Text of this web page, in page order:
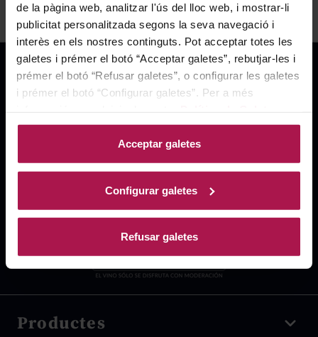
de la pàgina web, analitzar l'ús del lloc web, i mostrar-li
publicitat personalitzada segons la seva navegació i
interès en els nostres continguts. Pot acceptar totes les
galetes i prémer el botó “Acceptar galetes”, rebutjar-les i
prémer el botó “Refusar galetes”, o configurar les galetes
i prémer el botó “Configurar galetes”. Per a més
Acceptar galetes
Configurar galetes
Refusar galetes
Productes